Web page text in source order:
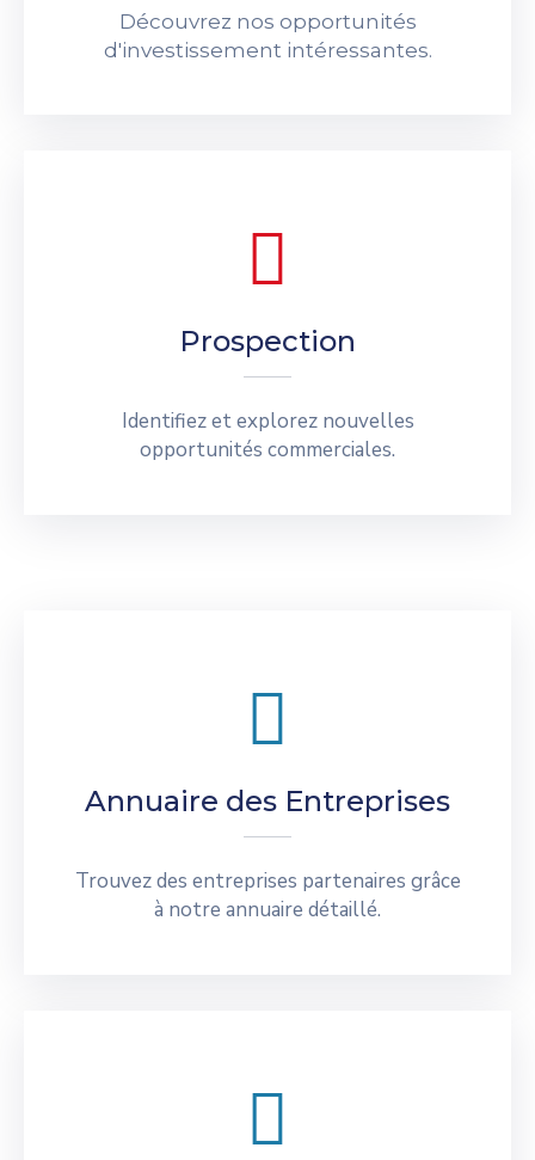
Découvrez nos opportunités
d'investissement intéressantes.
Prospection
Identifiez et explorez nouvelles
opportunités commerciales.
Annuaire des Entreprises
Trouvez des entreprises partenaires grâce
à notre annuaire détaillé.